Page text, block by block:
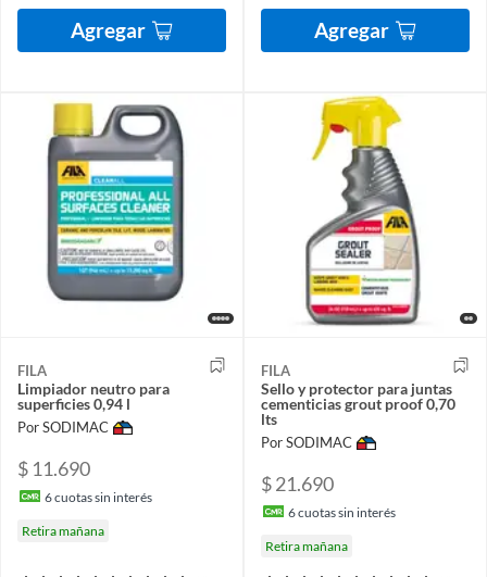
Agregar Agregar
FILA
Limpiador neutro para
superficies 0,94 l
Por SODIMAC
$ 11.690
6cuotas sin interés
Retira mañana
FILA
Sello y protector para juntas
cementicias grout proof 0,70
lts
Por SODIMAC
$ 21.690
6cuotas sin interés
Retira mañana